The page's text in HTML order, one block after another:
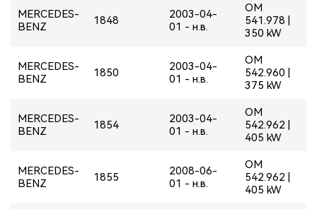
MERCEDES-
BENZ
1848
2003-04-
01 - н.в.
OM
541.978 |
350 kW
MERCEDES-
BENZ
1850
2003-04-
01 - н.в.
OM
542.960 |
375 kW
MERCEDES-
BENZ
1854
2003-04-
01 - н.в.
OM
542.962 |
405 kW
MERCEDES-
BENZ
1855
2008-06-
01 - н.в.
OM
542.962 |
405 kW